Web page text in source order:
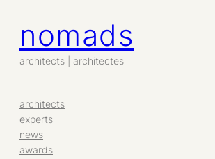
contenu
nomads
architects | architectes
architects
experts
news
awards